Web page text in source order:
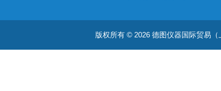
温湿度仪器
版权所有 © 2026 德图仪器国际贸易